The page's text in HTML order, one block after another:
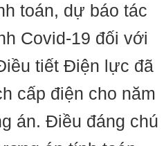
toán, dự báo tác
Covid-19 đối với
tiết Điện lực đã
cấp điện cho năm
án. Điều đáng chú